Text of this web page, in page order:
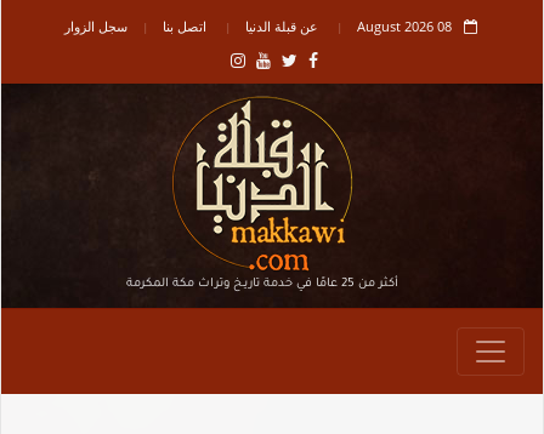
08 August 2026 عن قبلة الدنيا اتصل بنا سجل الزوار
أكثر من 25 عامًا في خدمة تاريـخ وتراث مكة المكرمة